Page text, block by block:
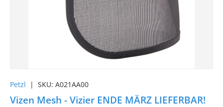
Petzl | SKU: A021AA00
Vizen Mesh - Vizier ENDE MÄRZ LIEFERBAR!